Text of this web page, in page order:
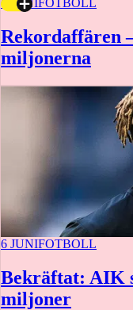
Rekordaffären
miljonerna
6 JUNIFOTBOLL
Bekräftat: AIK
miljoner